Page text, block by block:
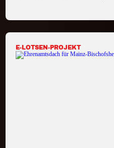
E-LOTSEN-PROJEKT